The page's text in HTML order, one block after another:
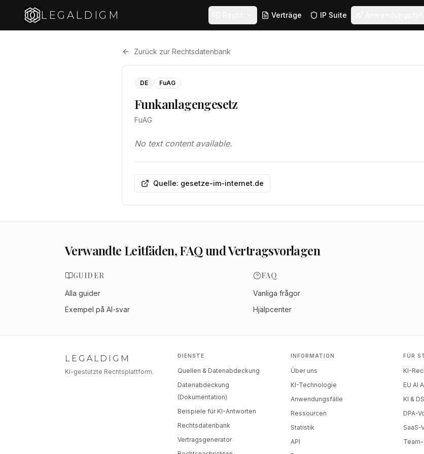
LEGALDIGM Verträge IP Suite
Zurück zur Rechtsdatenbank
DE FuAG
Funkanlagengesetz
FuAG
No text content available.
Quelle: gesetze-im-internet.de
Verwandte Leitfäden, FAQ und Vertragsvorlagen
GUIDER
Alla guider
Exempel på AI-svar
FAQ
Vanliga frågor
Hjälpcenter
LEGALDIGM
KI-gestützte Rechtsplattform.
DIENSTE
Quellen & Datenabdeckung
Datenabdeckung
(Dokumentation)
Beispiele für KI-Antworten
Rechtsdatenbank
Vertragsgenerator
INFORMATION
Über uns
KI-Technologie
Anwendungsfälle
Ressourcen
Statistik
API
FÜR
KI-
EU AI
KI &
DPA-
SaaS-